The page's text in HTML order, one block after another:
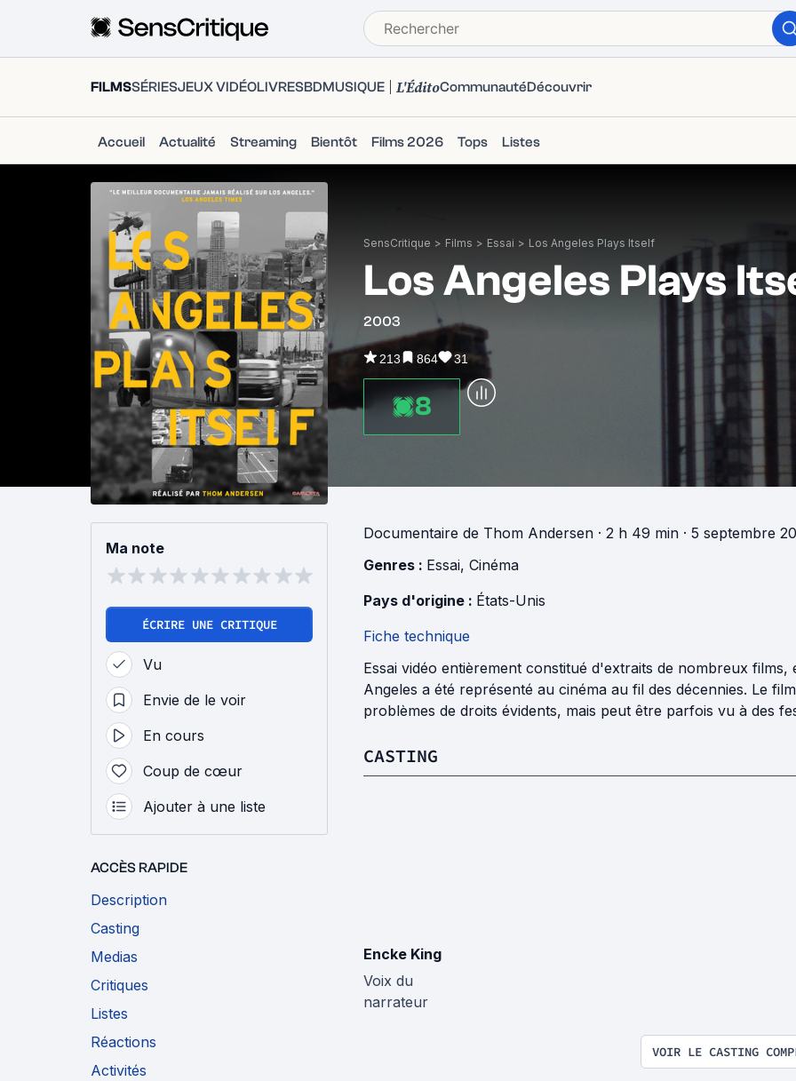
FILMSSÉRIESJEUX VIDÉOLIVRESBDMUSIQUE L'ÉditoCommunautéDécouvrir
Accueil Actualité Streaming Bientôt Films 2026 Tops Listes
SensCritique > Films > Essai > Los Angeles Plays Itself
Los Angeles Plays
2003
213 864 31
8
Ma note
ÉCRIRE UNE CRITIQUE
Vu
Envie de le voir
En cours
Coup de cœur
Ajouter à une liste
ACCÈS RAPIDE
Description
Casting
Medias
Critiques
Listes
Réactions
Activités
Documentaire de Thom Andersen · 2 h 49 min · 5 septembre
Genres : Essai, Cinéma
Pays d'origine : États-Unis
Fiche technique
Essai vidéo entièrement constitué d'extraits de nombreux
Angeles a été représenté au cinéma au fil des décennies. Le
problèmes de droits évidents, mais peut être parfois vu à des
CASTING
Encke King
Voix du
narrateur
VOIR LE CASTING